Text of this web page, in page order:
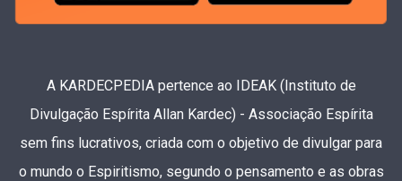
A KARDECPEDIA pertence ao IDEAK (Instituto de
Divulgação Espírita Allan Kardec) - Associação Espírita
sem fins lucrativos, criada com o objetivo de divulgar para
o mundo o Espiritismo, segundo o pensamento e as obras